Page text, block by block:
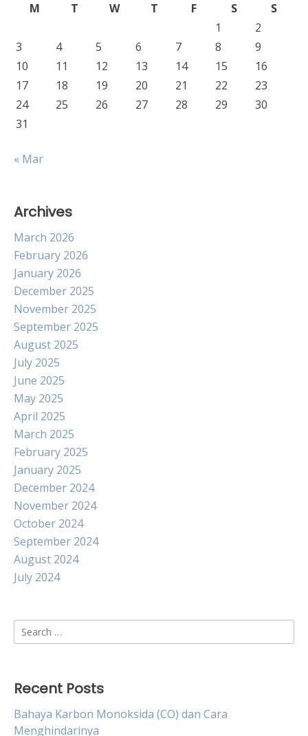
M
T W T F S
S
1
2
3
4 5 6 7 8
9
10
11 12 13 14 15
16
17
18 19 20 21 22
23
24
25 26 27 28 29
30
31
« Mar
Archives
March 2026
February 2026
January 2026
December 2025
November 2025
September 2025
August 2025
July 2025
June 2025
May 2025
April 2025
March 2025
February 2025
January 2025
December 2024
November 2024
October 2024
September 2024
August 2024
July 2024
Search
for:
Recent Posts
Bahaya Karbon Monoksida (CO) dan Cara
Menghindarinya